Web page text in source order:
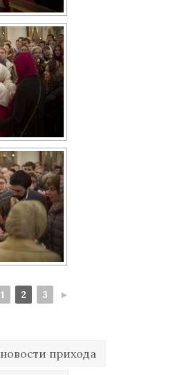
1 2 3 ►
новости прихода